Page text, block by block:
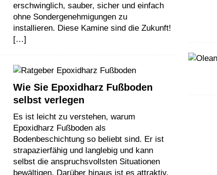
erschwinglich, sauber, sicher und einfach
ohne Sondergenehmigungen zu
installieren. Diese Kamine sind die Zukunft!
[…]
Wie Sie Epoxidharz Fußboden
selbst verlegen
Es ist leicht zu verstehen, warum
Epoxidharz Fußboden als
Bodenbeschichtung so beliebt sind. Er ist
strapazierfähig und langlebig und kann
selbst die anspruchsvollsten Situationen
bewältigen. Darüber hinaus ist es attraktiv,